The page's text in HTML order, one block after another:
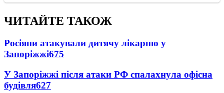
ЧИТАЙТЕ ТАКОЖ
Росіяни атакували дитячу лікарню у
Запоріжжі675
У Запоріжжі після атаки РФ спалахнула офісна
будівля627